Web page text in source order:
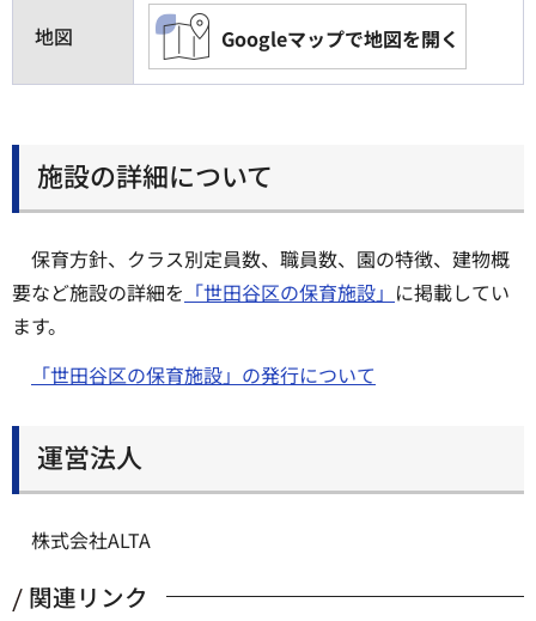
地図 Googleマップで地図を開く
施設の詳細について
保育方針、クラス別定員数、職員数、園の特徴、建物概
要など施設の詳細を 「世田谷区の保育施設」 に掲載してい
ます。
「世田谷区の保育施設」の発行について
運営法人
株式会社ALTA
関連リンク